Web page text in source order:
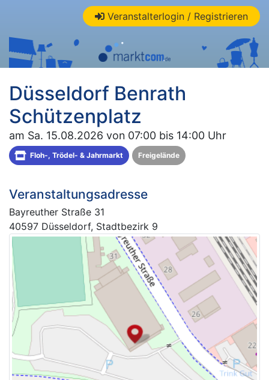
Veranstalterlogin / Registrieren
Düsseldorf Benrath
Schützenplatz
am Sa. 15.08.2026 von 07:00 bis 14:00 Uhr
Floh-, Trödel- & Jahrmarkt Freigelände
Veranstaltungsadresse
Bayreuther Straße 31
40597 Düsseldorf, Stadtbezirk 9